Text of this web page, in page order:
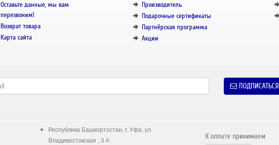
Оставьте данные, мы вам
перезвоним!
Возврат товара
Карта сайта
Производитель
Подарочные сертификаты
Партнёрская программа
Акции
ПОДПИСАТЬСЯ
Республика Башкортостан, г. Уфа, ул.
Владивостокская , 3 А
К оплате принимаем